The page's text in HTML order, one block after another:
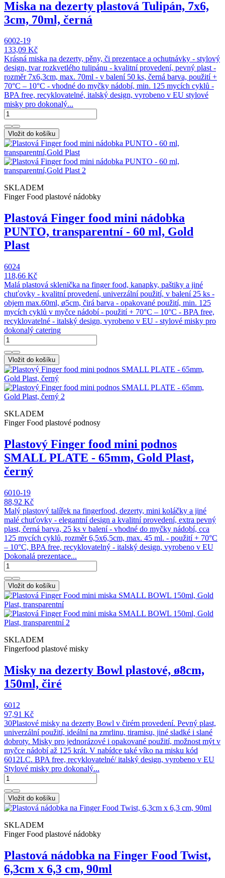
Miska na dezerty plastová Tulipán, 7x6,
3cm, 70ml, černá
6002-19
133,09 Kč
Krásná miska na dezerty, pěny, či prezentace a ochutnávky - stylový
design, tvar rozkvetlého tulipánu - kvalitní provedení, pevný plast -
rozměr 7x6,3cm, max. 70ml - v balení 50 ks, černá barva, použití +
70°C – 10°C - vhodné do myčky nádobí, min. 125 mycích cyklů -
BPA free, recyklovatelné, italský design, vyrobeno v EU stylové
misky pro dokonalý...
Vložit do košíku
SKLADEM
Finger Food plastové nádobky
Plastová Finger food mini nádobka
PUNTO, transparentní - 60 ml, Gold
Plast
6024
118,66 Kč
Malá plastová sklenička na finger food, kanapky, paštiky a jiné
chuťovky - kvalitní provedení, univerzální použití, v balení 25 ks -
objem max.60ml, ø5cm, čirá barva - opakované použití, min. 125
mycích cyklů v myčce nádobí - použití + 70°C – 10°C - BPA free,
recyklovatelné - italský design, vyrobeno v EU - stylové misky pro
dokonalý catering
Vložit do košíku
SKLADEM
Finger Food plastové podnosy
Plastový Finger food mini podnos
SMALL PLATE - 65mm, Gold Plast,
černý
6010-19
88,92 Kč
Malý plastový talířek na fingerfood, dezerty, mini koláčky a jiné
malé chuťovky - elegantní design a kvalitní provedení, extra pevný
plast, černá barva, 25 ks v balení - vhodné do myčky nádobí, cca
125 mycích cyklů, rozměr 6,5x6,5cm, max. 45 ml. - použití + 70°C
– 10°C, BPA free, recyklovatelný - italský design, vyrobeno v EU
Dokonalá prezentace...
Vložit do košíku
SKLADEM
Fingerfood plastové misky
Misky na dezerty Bowl plastové, ø8cm,
150ml, čiré
6012
97,91 Kč
30Plastové misky na dezerty Bowl v čirém provedení. Pevný plast,
univerzální použití, ideální na zmrlinu, tiramisu, jiné sladké i slané
dobroty. Misky pro jednorázové i opakované použití, možnost mýt v
myčce nádobí až 125 krát. V nabídce také víko na misku kód
6012LC. BPA free, recyklovatelné/ italský design, vyrobeno v EU
Stylové misky pro dokonalý...
Vložit do košíku
SKLADEM
Finger Food plastové nádobky
Plastová nádobka na Finger Food Twist,
6,3cm x 6,3 cm, 90ml